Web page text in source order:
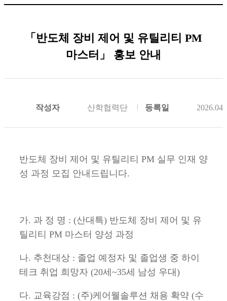
「반도체 장비 제어 및 유틸리티 PM
마스터」 홍보 안내
작성자 산학협력단 등록일
반도체 장비 제어 및 유틸리티 PM 실무 인재 양
성 과정 모집 안내드립니다.
가. 과 정 명 : (산대특) 반도체 장비 제어 및 유
틸리티 PM 마스터 양성 과정
나. 추천대상 : 졸업 예정자 및 졸업생 중 하이
테크 취업 희망자 (20세~35세 남성 우대)
다. 교육강점 : (주)케어웰솔루션 채용 확약 (수